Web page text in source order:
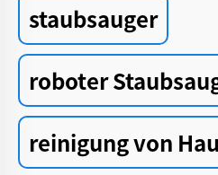
staubsauger
roboter
reinigung von